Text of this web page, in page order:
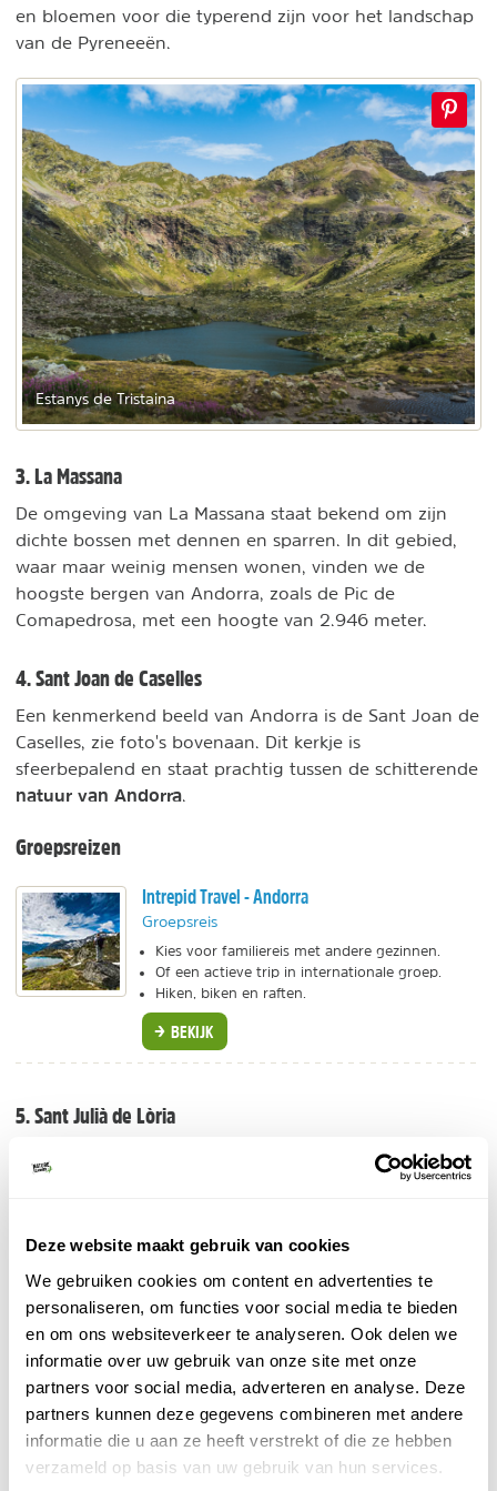
Deze website maakt gebruik van cookies
We gebruiken cookies om content en advertenties te
personaliseren, om functies voor social media te bieden
en om ons websiteverkeer te analyseren. Ook delen we
informatie over uw gebruik van onze site met onze
partners voor social media, adverteren en analyse. Deze
partners kunnen deze gegevens combineren met andere
informatie die u aan ze heeft verstrekt of die ze hebben
verzameld op basis van uw gebruik van hun services.
en bloemen voor die typerend zijn voor het landschap
van de Pyreneeën.
Estanys de Tristaina
3. La Massana
De omgeving van La Massana staat bekend om zijn
dichte bossen met dennen en sparren. In dit gebied,
waar maar weinig mensen wonen, vinden we de
hoogste bergen van Andorra, zoals de Pic de
Comapedrosa, met een hoogte van 2.946 meter.
4. Sant Joan de Caselles
Een kenmerkend beeld van Andorra is de Sant Joan de
Caselles, zie foto's bovenaan. Dit kerkje is
sfeerbepalend en staat prachtig tussen de schitterende
natuur van Andorra
Groepsreizen
Intrepid Travel - Andorra
Groepsreis
Kies voor familiereis met andere gezinnen.
Of een actieve trip in internationale groep.
Hiken, biken en raften.
BEKIJK
5. Sant Julià de Lòria
Het pittoreske dorp wordt ook Laurèdia genoemd. Het
vindt zijn oorsprong in de 12de eeuw en biedt een
de Pyreneeën en een tabaksmuseum.
6. Naturlandia
Naturlandia is een leukavonturenpark in het
Rabassawoud bij Sant Julia de Loria. Hoogtepunten
zijn de Tobotronc (een soort rollercoaster dwars door
het bos) en de Airtrekk (een gigantisch klimparcours).
Daarnaast kan je er deelnemen aan allerlei activiteiten,